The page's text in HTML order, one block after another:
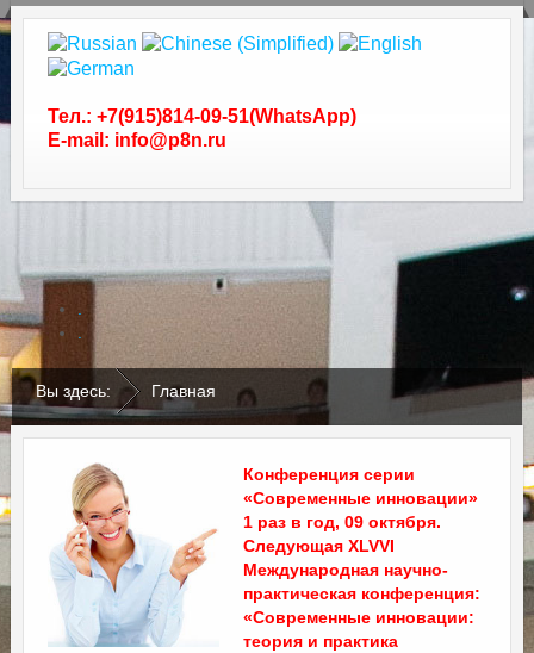
Тел.: +7(915)814-09-51(WhatsApp)
E-mail: info@p8n.ru
Вы здесь: Главная
Конференция серии
«Современные инновации»
1 раз в год, 09 октября.
Следующая XLVVI
Международная научно-
практическая конференция:
«Современные инновации:
теория и практика